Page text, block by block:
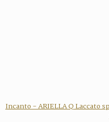
Incanto - ARIELLA Q Laccato